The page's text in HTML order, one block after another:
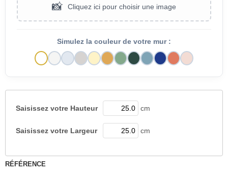
📸 Cliquez ici pour choisir une image
Simulez la couleur de votre mur :
Saisissez votre Hauteur cm
Saisissez votre Largeur cm
RÉFÉRENCE